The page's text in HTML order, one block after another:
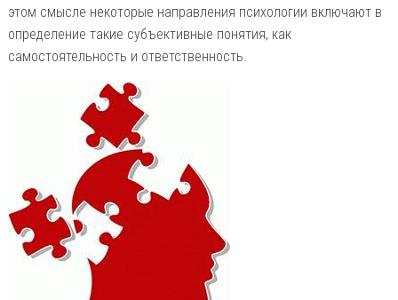
этом смысле некоторые направления психологии включают в
определение такие субъективные понятия, как
самостоятельность и ответственность.